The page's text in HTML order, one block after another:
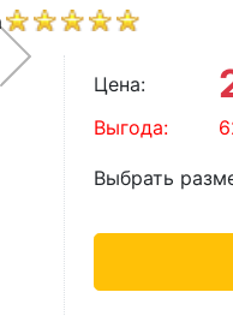
Цена:
Выгода:
Выбрать